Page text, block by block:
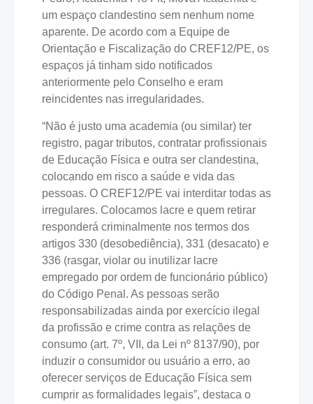
um espaço clandestino sem nenhum nome
aparente. De acordo com a Equipe de
Orientação e Fiscalização do CREF12/PE, os
espaços já tinham sido notificados
anteriormente pelo Conselho e eram
reincidentes nas irregularidades.
“Não é justo uma academia (ou similar) ter
registro, pagar tributos, contratar profissionais
de Educação Física e outra ser clandestina,
colocando em risco a saúde e vida das
pessoas. O CREF12/PE vai interditar todas as
irregulares. Colocamos lacre e quem retirar
responderá criminalmente nos termos dos
artigos 330 (desobediência), 331 (desacato) e
336 (rasgar, violar ou inutilizar lacre
empregado por ordem de funcionário público)
do Código Penal. As pessoas serão
responsabilizadas ainda por exercício ilegal
da profissão e crime contra as relações de
consumo (art. 7º, VII, da Lei nº 8137/90), por
induzir o consumidor ou usuário a erro, ao
oferecer serviços de Educação Física sem
cumprir as formalidades legais”, destaca o